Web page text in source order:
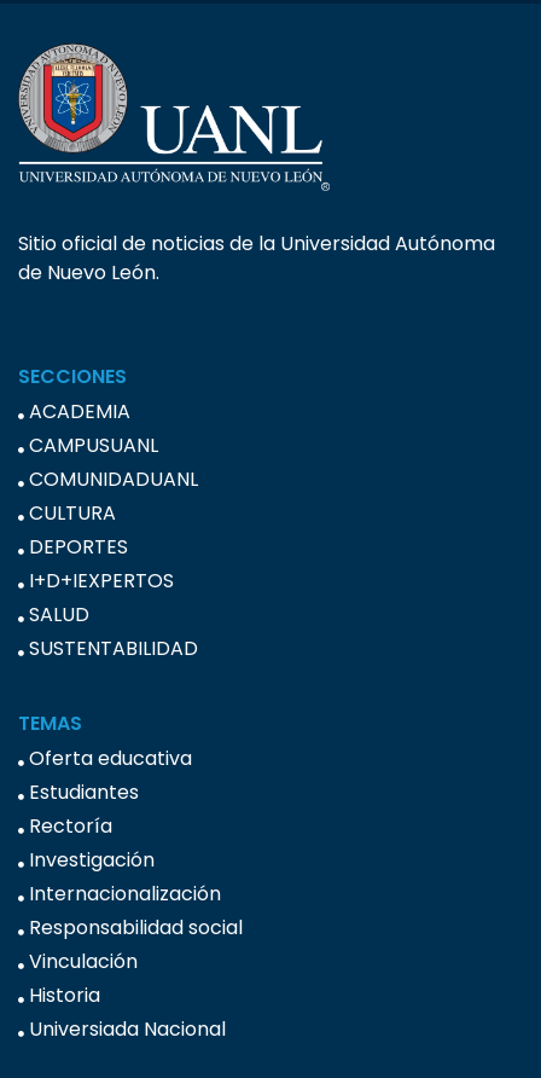
Sitio oficial de noticias de la Universidad Autónoma
de Nuevo León.
SECCIONES
ACADEMIA
CAMPUSUANL
COMUNIDADUANL
CULTURA
DEPORTES
I+D+IEXPERTOS
SALUD
SUSTENTABILIDAD
TEMAS
Oferta educativa
Estudiantes
Rectoría
Investigación
Internacionalización
Responsabilidad social
Vinculación
Historia
Universiada Nacional